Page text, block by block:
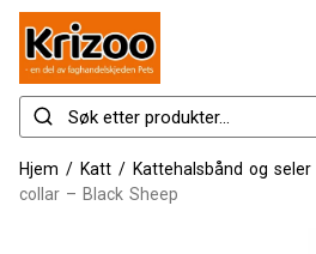
Hjem / Katt / Kattehalsbånd og seler
collar – Black Sheep